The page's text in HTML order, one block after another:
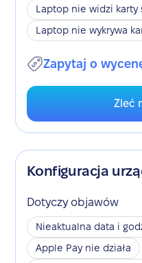
Laptop nie widzi karty
Laptop nie wykrywa
Zapytaj o
Zleć
Konfiguracja
Dotyczy objawów
Nieaktualna data i
Apple Pay nie działa